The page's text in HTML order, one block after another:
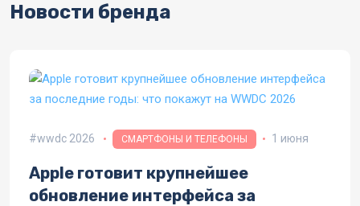
Новости бренда
wwdc 2026 СМАРТФОНЫ И ТЕЛЕФОНЫ 1 июня
Apple готовит крупнейшее
обновление интерфейса за